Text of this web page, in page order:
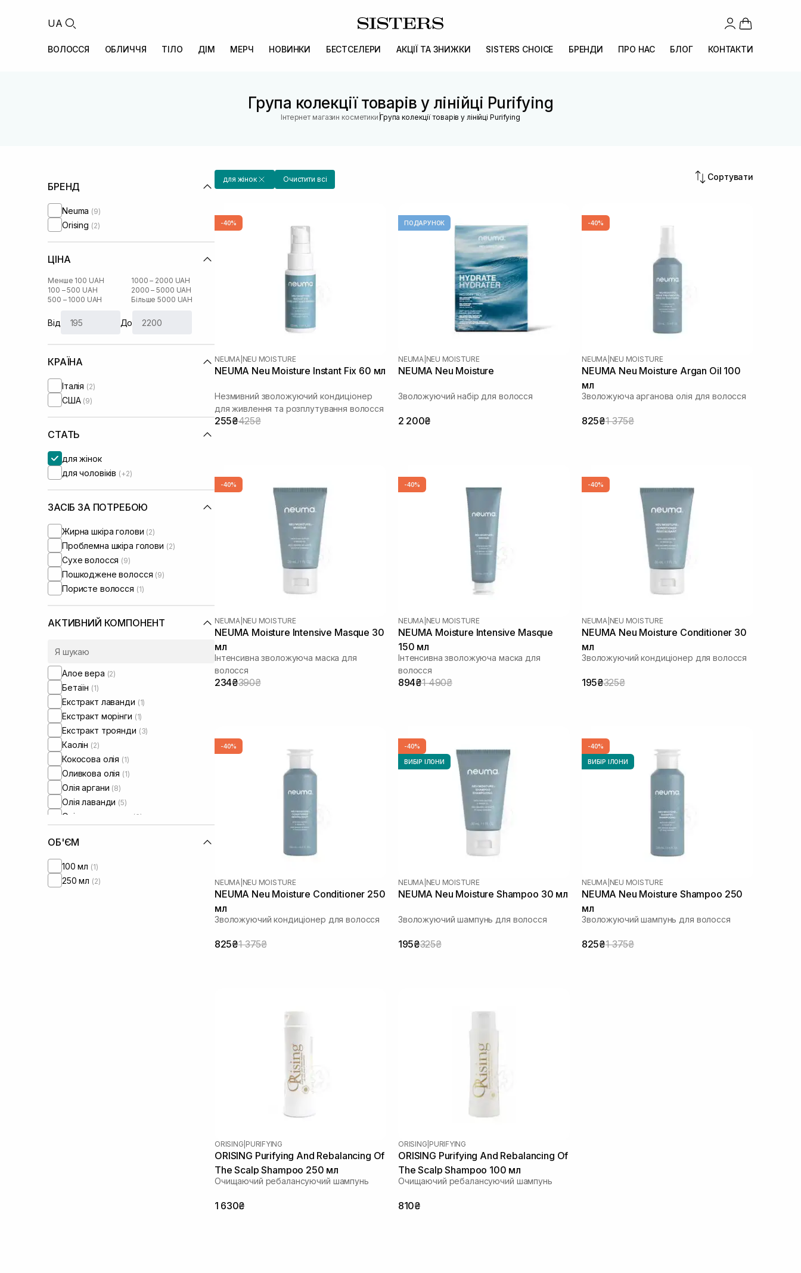
UA
ВОЛОССЯ ОБЛИЧЧЯ ТІЛО ДІМ МЕРЧ НОВИНКИ БЕСТСЕЛЕРИ АКЦІЇ ТА ЗНИЖКИ SISTERS CHOICE БРЕНДИ ПРО НАС БЛОГ КОНТАКТИ
Група колекції товарів у лінійці Purifying
Інтернет магазин косметики |Група колекції товарів у лінійці Purifying
БРЕНД
Neuma (9)
Orising (2)
ЦІНА
Менше 100 UAH
100 – 500 UAH
500 – 1000 UAH
1000 – 2000 UAH
2000 – 5000 UAH
Більше 5000 UAH
Від До
КРАЇНА
Італія (2)
США (9)
СТАТЬ
для жінок
для чоловіків (+2)
ЗАСІБ ЗА ПОТРЕБОЮ
Жирна шкіра голови (2)
Проблемна шкіра голови (2)
Сухе волосся (9)
Пошкоджене волосся (9)
Пористе волосся (1)
АКТИВНИЙ КОМПОНЕНТ
Алое вера (2)
Бетаїн (1)
Екстракт лаванди (1)
Екстракт морінги (1)
Екстракт троянди (3)
Каолін (2)
Кокосова олія (1)
Оливкова олія (1)
Олія аргани (8)
Олія лаванди (5)
Олія цитрусових (6)
Пантенол
ОБ'ЄМ
100 мл (1)
250 мл (2)
для жінок Очистити всі Сортувати
-40%
NEUMA NEU MOISTURE
NEUMA Neu Moisture Instant Fix 60 мл
Незмивний зволожуючий кондиціонер
для живлення та розплутування волосся
255₴425₴
ПОДАРУНОК
NEUMA NEU MOISTURE
NEUMA Neu Moisture
Зволожуючий набір для волосся
2 200₴
-40%
NEUMA NEU MOISTURE
NEUMA Neu Moisture Argan Oil 100
мл
Зволожуюча арганова олія для волосся
825₴1 375₴
-40%
NEUMA NEU MOISTURE
NEUMA Moisture Intensive Masque 30
мл
Інтенсивна зволожуюча маска для
волосся
234₴390₴
-40%
NEUMA NEU MOISTURE
NEUMA Moisture Intensive Masque
150 мл
Інтенсивна зволожуюча маска для
волосся
894₴1 490₴
-40%
NEUMA NEU MOISTURE
NEUMA Neu Moisture Conditioner 30
мл
Зволожуючий кондиціонер для волосся
195₴325₴
-40%
NEUMA NEU MOISTURE
NEUMA Neu Moisture Conditioner 250
мл
Зволожуючий кондиціонер для волосся
825₴1 375₴
-40%
ВИБІР ІЛОНИ
NEUMA NEU MOISTURE
NEUMA Neu Moisture Shampoo 30 мл
Зволожуючий шампунь для волосся
195₴325₴
-40%
ВИБІР ІЛОНИ
NEUMA NEU MOISTURE
NEUMA Neu Moisture Shampoo 250
мл
Зволожуючий шампунь для волосся
825₴1 375₴
ORISING PURIFYING
ORISING Purifying And Rebalancing Of
The Scalp Shampoo 250 мл
Очищаючий ребалансуючий шампунь
1 630₴
ORISING PURIFYING
ORISING Purifying And Rebalancing Of
The Scalp Shampoo 100 мл
Очищаючий ребалансуючий шампунь
810₴